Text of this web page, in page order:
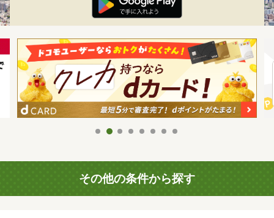
その他の条件から探す